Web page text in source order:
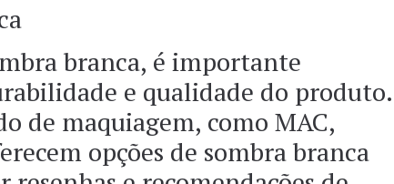
branca, é importante
e qualidade do produto.
de maquiagem, como MAC,
opções de sombra branca